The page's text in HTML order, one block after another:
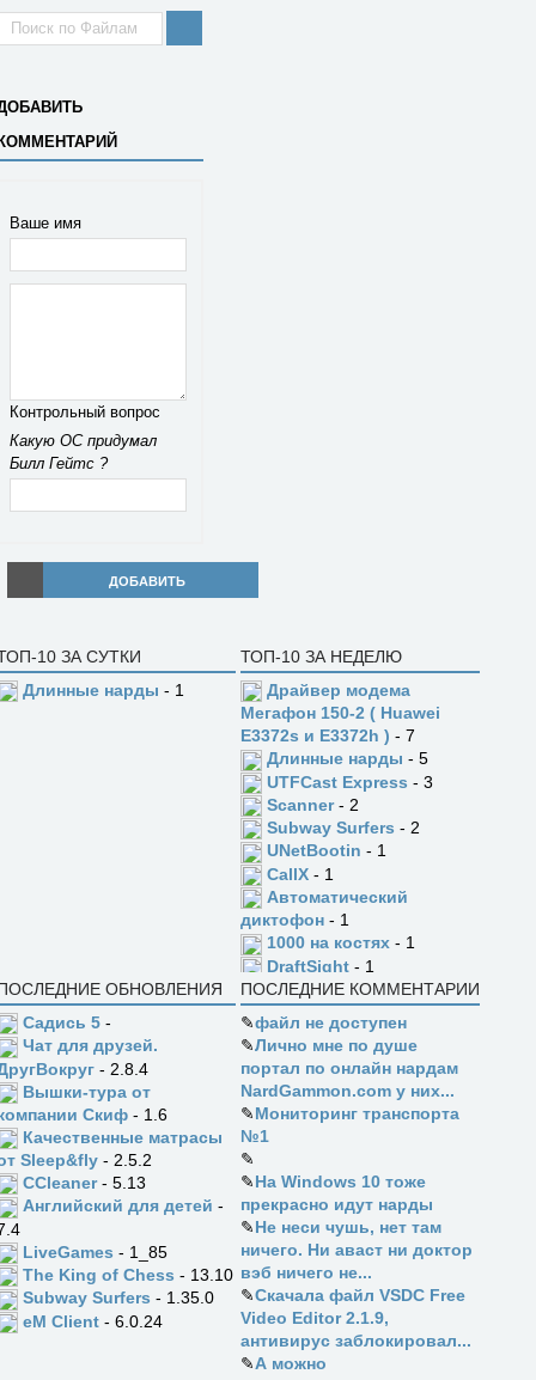
Ваше имя
Контрольный вопрос
Какую ОС придумал
Билл Гейтс ?
ДОБАВИТЬ
10 ЗА СУТКИ
Длинные нарды - 1
ТОП-10 ЗА НЕДЕЛЮ
Драйвер модема
Мегафон 150-2 ( Huawei
E3372s и E3372h ) - 7
Длинные нарды - 5
UTFCast Express - 3
Scanner- 2
Subway Surfers - 2
UNetBootin - 1
CallX - 1
Автоматический
диктофон - 1
1000 на костях - 1
DraftSight - 1
ОБНОВЛЕНИЯ
Садись 5 -
Чат для друзей.
- 2.8.4
Вышки-тура от
Скиф - 1.6
Качественные матрасы
Sleep&fly - 2.5.2
CCleaner- 5.13
Английский для детей -
LiveGames - 1_85
The King of Chess - 13.10
Subway Surfers - 1.35.0
eM Client - 6.0.24
ПОСЛЕДНИЕ КОММЕНТАРИИ
✎файл не доступен
✎Лично мне по душе
портал по онлайн нардам
NardGammon.com у них...
✎Мониторинг транспорта
№1
✎
✎На Windows 10 тоже
прекрасно идут нарды
✎Не неси чушь, нет там
ничего. Ни аваст ни доктор
вэб ничего не...
✎Скачала файл VSDC Free
Video Editor 2.1.9,
антивирус заблокировал...
✎А можно